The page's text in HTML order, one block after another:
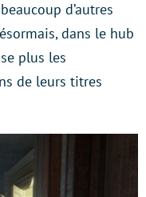
d’autres
dans le hub
plus les
de leurs titres